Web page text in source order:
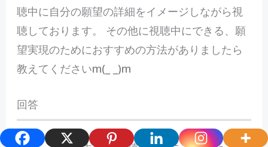
聴中に自分の願望の詳細をイメージしながら視
聴しております。 その他に視聴中にできる、願
望実現のためにおすすめの方法がありましたら
教えてくださいm(_ _)m
回答